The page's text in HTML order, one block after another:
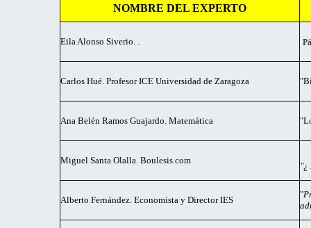
NOMBRE DEL EXPERTO
Eila Alonso Siverio. .
Carlos Hué. Profesor ICE Universidad de Zaragoza
Ana Belén Ramos Guajardo. Matemática
Miguel Santa Olalla. Boulesis.com
"¿
Alberto Fernández. Economista y Director IES
"